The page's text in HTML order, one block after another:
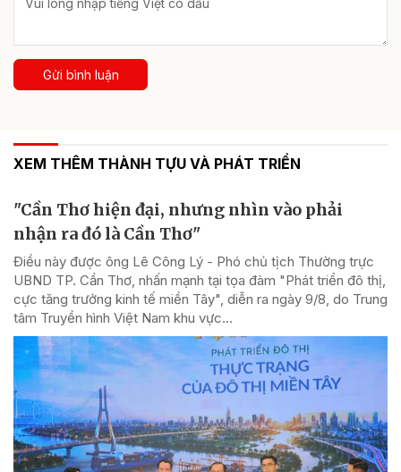
Gửi bình luận
XEM THÊM THÀNH TỰU VÀ PHÁT TRIỂN
"Cần Thơ hiện đại, nhưng nhìn vào phải
nhận ra đó là Cần Thơ"
Điều này được ông Lê Công Lý - Phó chủ tịch Thường trực
UBND TP. Cần Thơ, nhấn mạnh tại tọa đàm "Phát triển đô thị,
cực tăng trưởng kinh tế miền Tây", diễn ra ngày 9/8, do Trung
tâm Truyền hình Việt Nam khu vực...